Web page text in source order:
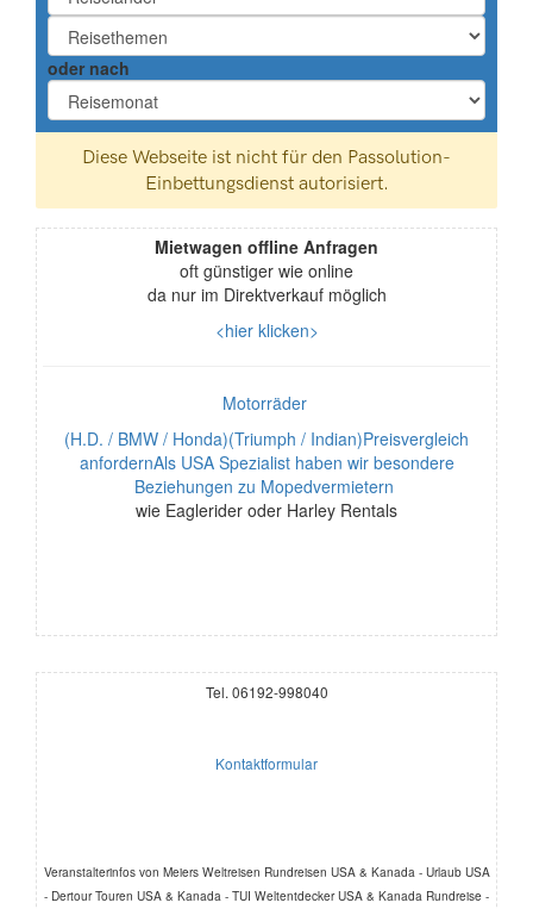
oder nach
Mietwagen offline Anfragen
oft günstiger wie online
da nur im Direktverkauf möglich
<hier klicken>
Motorräder
(H.D. / BMW / Honda)(Triumph / Indian)Preisvergleich
anfordernAls USA Spezialist haben wir besondere
Beziehungen zu Mopedvermietern
wie Eaglerider oder Harley Rentals
Tel. 06192-998040
Kontaktformular
Veranstalterinfos von Meiers Weltreisen Rundreisen USA & Kanada - Urlaub USA
- Dertour Touren USA & Kanada - TUI Weltentdecker USA & Kanada Rundreise -